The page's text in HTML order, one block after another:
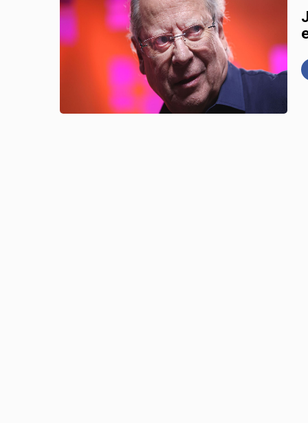
Deputada Carla
Programa
Agora é oficial:
Prefeitura do Rio
milhões
Após decisão do